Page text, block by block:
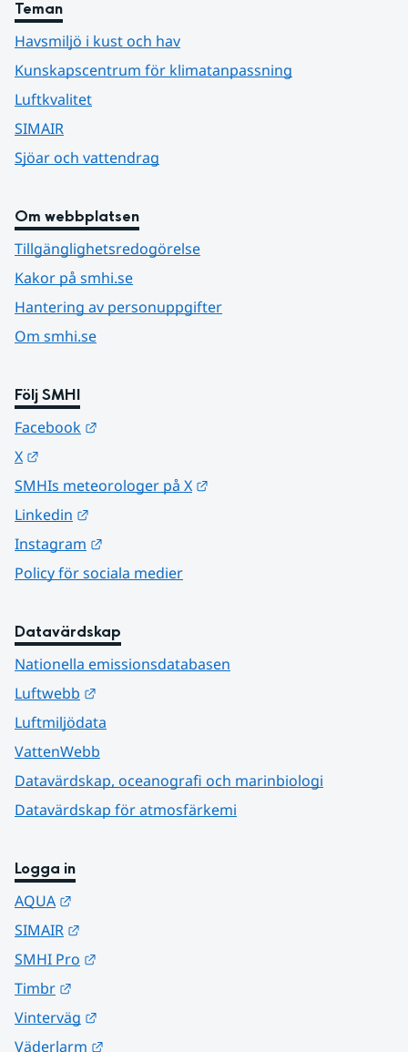
Teman
Havsmiljö i kust och hav
Kunskapscentrum för klimatanpassning
Luftkvalitet
SIMAIR
Sjöar och vattendrag
Om webbplatsen
Tillgänglighetsredogörelse
Kakor på smhi.se
Hantering av personuppgifter
Om smhi.se
Följ SMHI
Facebook
X
SMHIs meteorologer på X
Linkedin
Instagram
Policy för sociala medier
Datavärdskap
Nationella emissionsdatabasen
Luftwebb
Luftmiljödata
VattenWebb
Datavärdskap, oceanografi och marinbiologi
Datavärdskap för atmosfärkemi
Logga in
AQUA
SIMAIR
SMHI Pro
Timbr
Vinterväg
Väderlarm